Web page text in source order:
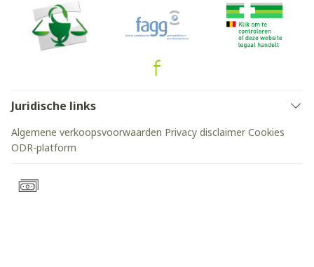
Juridische links
Algemene verkoopsvoorwaarden Privacy disclaimer Cookies
ODR-platform